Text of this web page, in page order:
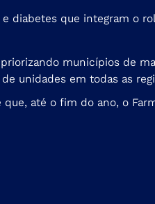
diabetes que integram o
municípios de
unidades em todas as
até o fim do ano, o